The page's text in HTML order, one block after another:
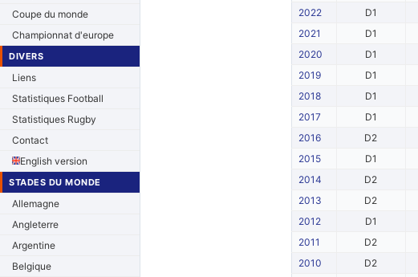
Coupe du monde
Championnat d'europe
DIVERS
Liens
Statistiques Football
Statistiques Rugby
Contact
English version
STADES DU MONDE
Allemagne
Angleterre
Argentine
Belgique
2022
D1
2021
D1
2020
D1
2019
D1
2018
D1
2017
D1
2016
D2
2015
D1
2014
D2
2013
D2
2012
D1
2011
D2
2010
D2